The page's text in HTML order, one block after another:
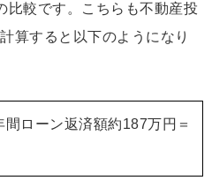
比較です。こちらも不動産投
算すると以下のようになり
ローン返済額約187万円＝